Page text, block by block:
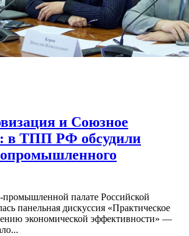
и Союзное
в ТПП РФ обсудили
палате Российской
панельная дискуссия «Практическое
экономической эффективности» —